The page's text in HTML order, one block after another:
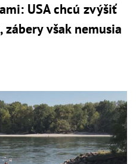
USA chcú zvýšiť
však nemusia